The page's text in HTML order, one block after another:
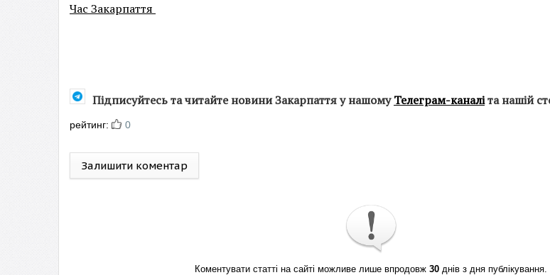
Час Закарпаття
Підписуйтесь та читайте новини Закарпаття у нашомуТелеграм-каналіта нашій
рейтинг: 0
Залишити коментар
Коментувати статті на сайті можливе лише впродовж 30 днів з дня публікування.